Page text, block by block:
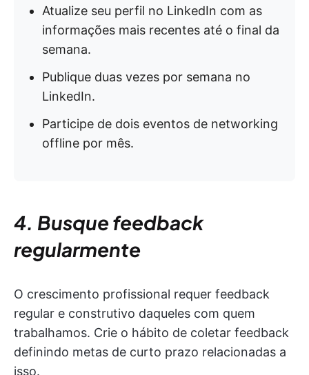
Atualize seu perfil no LinkedIn com as
informações mais recentes até o final da
semana.
Publique duas vezes por semana no
LinkedIn.
Participe de dois eventos de networking
offline por mês.
4. Busque feedback
regularmente
O crescimento profissional requer feedback
regular e construtivo daqueles com quem
trabalhamos. Crie o hábito de coletar feedback
definindo metas de curto prazo relacionadas a
isso.